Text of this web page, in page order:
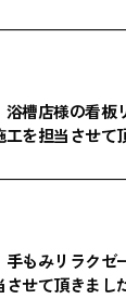
浴槽店様の看
を担当させて
手もみリラク
せて頂きまし